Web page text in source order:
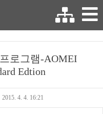
로그램-AOMEI
Edtion
2015. 4. 4. 16:21